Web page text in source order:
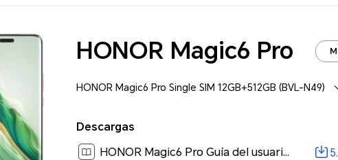
HONOR Magic6 Pro
HONOR Magic6 Pro Single SIM 12GB+512GB (BVL-N49)
Descargas
HONOR Magic6 Pro Guía del usuario-(MagicOS 8.0_01,es-us)[ 5.7M ]